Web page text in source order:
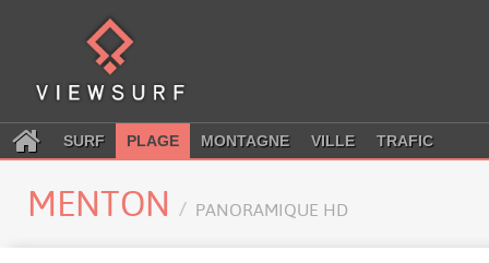
SURF PLAGE MONTAGNE VILLE TRAFIC
MENTON PANORAMIQUE HD